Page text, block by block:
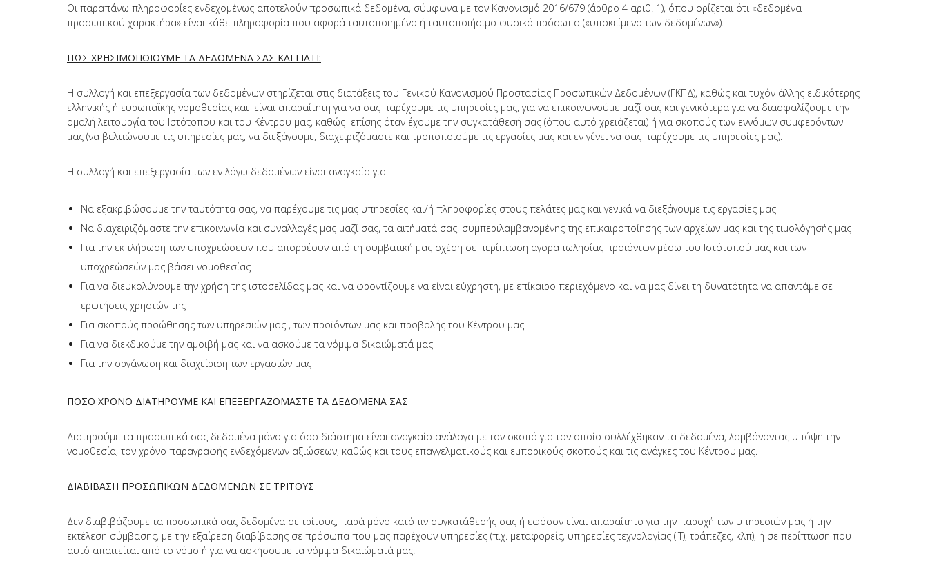
Οι παραπάνω πληροφορίες ενδεχομένως αποτελούν προσωπικά δεδομένα, σύμφωνα με τον Κανονισμό 2016/679 (άρθρο 4 αριθ. 1), όπου ορίζεται ότι «δεδομένα
προσωπικού χαρακτήρα» είναι κάθε πληροφορία που αφορά ταυτοποιημένο ή ταυτοποιήσιμο φυσικό πρόσωπο («υποκείμενο των δεδομένων»).
ΠΩΣ ΧΡΗΣΙΜΟΠΟΙΟΥΜΕ ΤΑ ΔΕΔΟΜΕΝΑ ΣΑΣ ΚΑΙ ΓΙΑΤΙ:
Η συλλογή και επεξεργασία των δεδομένων στηρίζεται στις διατάξεις του Γενικού Κανονισμού Προστασίας Προσωπικών Δεδομένων (ΓΚΠΔ), καθώς και τυχόν άλλης ειδικότερης
ελληνικής ή ευρωπαϊκής νομοθεσίας και είναι απαραίτητη για να σας παρέχουμε τις υπηρεσίες μας, για να επικοινωνούμε μαζί σας και γενικότερα για να διασφαλίζουμε την
ομαλή λειτουργία του Ιστότοπου και του Κέντρου μας, καθώς επίσης όταν έχουμε την συγκατάθεσή σας (όπου αυτό χρειάζεται) ή για σκοπούς των εννόμων συμφερόντων
μας (να βελτιώνουμε τις υπηρεσίες μας, να διεξάγουμε, διαχειριζόμαστε και τροποποιούμε τις εργασίες μας και εν γένει να σας παρέχουμε τις υπηρεσίες μας).
Η συλλογή και επεξεργασία των εν λόγω δεδομένων είναι αναγκαία για:
Να εξακριβώσουμε την ταυτότητα σας, να παρέχουμε τις μας υπηρεσίες και/ή πληροφορίες στους πελάτες μας και γενικά να διεξάγουμε τις εργασίες μας
Να διαχειριζόμαστε την επικοινωνία και συναλλαγές μας μαζί σας, τα αιτήματά σας, συμπεριλαμβανομένης της επικαιροποίησης των αρχείων μας και της τιμολόγησής μας
Για την εκπλήρωση των υποχρεώσεων που απορρέουν από τη συμβατική μας σχέση σε περίπτωση αγοραπωλησίας προϊόντων μέσω του Ιστότοπού μας και των
υποχρεώσεών μας βάσει νομοθεσίας
Για να διευκολύνουμε την χρήση της ιστοσελίδας μας και να φροντίζουμε να είναι εύχρηστη, με επίκαιρο περιεχόμενο και να μας δίνει τη δυνατότητα να απαντάμε σε
ερωτήσεις χρηστών της
Για σκοπούς προώθησης των υπηρεσιών μας , των προϊόντων μας και προβολής του Κέντρου μας
Για να διεκδικούμε την αμοιβή μας και να ασκούμε τα νόμιμα δικαιώματά μας
Για την οργάνωση και διαχείριση των εργασιών μας
ΠΟΣΟ ΧΡΟΝΟ ΔΙΑΤΗΡΟΥΜΕ ΚΑΙ ΕΠΕΞΕΡΓΑΖΟΜΑΣΤΕ ΤΑ ΔΕΔΟΜΕΝΑ ΣΑΣ
Διατηρούμε τα προσωπικά σας δεδομένα μόνο για όσο διάστημα είναι αναγκαίο ανάλογα με τον σκοπό για τον οποίο συλλέχθηκαν τα δεδομένα, λαμβάνοντας υπόψη την
νομοθεσία, τον χρόνο παραγραφής ενδεχόμενων αξιώσεων, καθώς και τους επαγγελματικούς και εμπορικούς σκοπούς και τις ανάγκες του Κέντρου μας.
ΔΙΑΒΙΒΑΣΗ ΠΡΟΣΩΠΙΚΩΝ ΔΕΔΟΜΕΝΩΝ ΣΕ ΤΡΙΤΟΥΣ
Δεν διαβιβάζουμε τα προσωπικά σας δεδομένα σε τρίτους, παρά μόνο κατόπιν συγκατάθεσής σας ή εφόσον είναι απαραίτητο για την παροχή των υπηρεσιών μας ή την
εκτέλεση σύμβασης, με την εξαίρεση διαβίβασης σε πρόσωπα που μας παρέχουν υπηρεσίες (π.χ. μεταφορείς, υπηρεσίες τεχνολογίας (IT), τράπεζες, κλπ), ή σε περίπτωση που
αυτό απαιτείται από το νόμο ή για να ασκήσουμε τα νόμιμα δικαιώματά μας.